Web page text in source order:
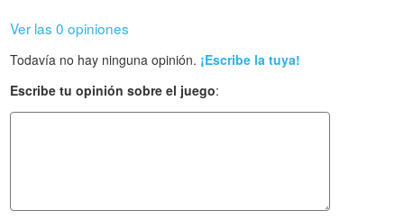
Ver las 0 opiniones
Todavía no hay ninguna opinión. ¡Escribe la tuya!
Escribe tu opinión sobre el juego: